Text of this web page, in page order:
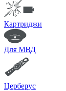
Картриджи
Для МВД
Церберус